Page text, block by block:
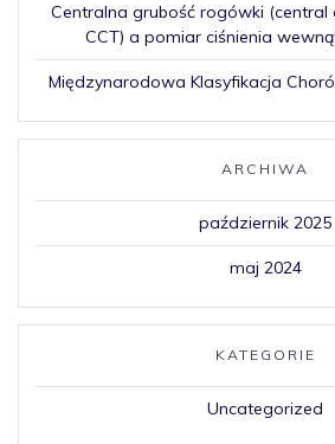
Centralna grubość rogówki (central
CCT) a pomiar ciśnienia
Międzynarodowa Klasyfikacja
ARCHIWA
październik 2025
maj 2024
KATEGORIE
Uncategorized